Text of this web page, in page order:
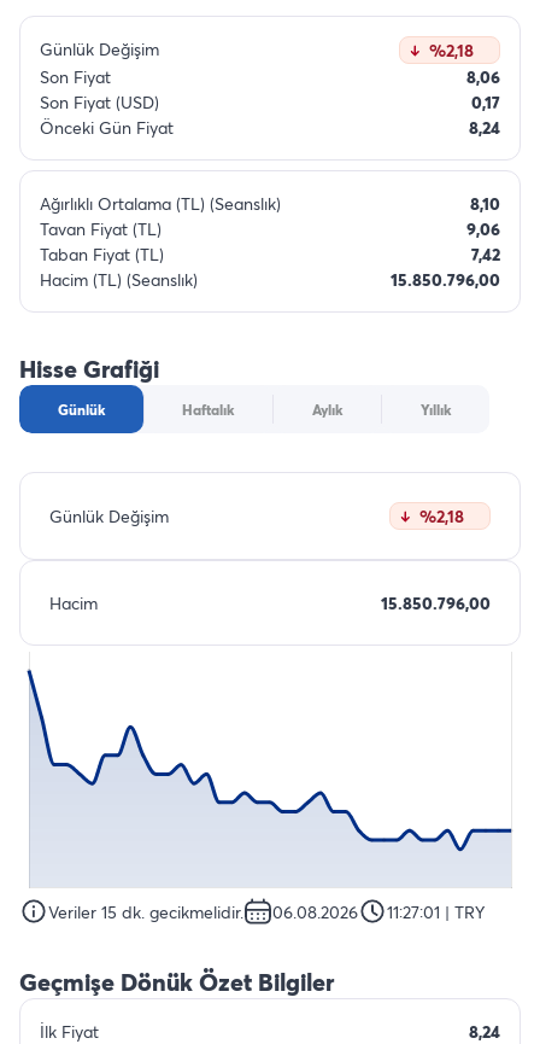
Günlük Değişim
%2,18
Son Fiyat
8,06
Son Fiyat (USD)
0,17
Önceki Gün Fiyat
8,24
Ağırlıklı Ortalama (TL) (Seanslık)
8,10
Tavan Fiyat (TL)
9,06
Taban Fiyat (TL)
7,42
Hacim (TL) (Seanslık)
15.850.796,00
Hisse Grafiği
Günlük Haftalık Aylık Yıllık
Günlük Değişim %2,18
Hacim 15.850.796,00
Veriler 15 dk. gecikmelidir. 06.08.2026 11:27:01 | TRY
Geçmişe Dönük Özet Bilgiler
İlk Fiyat
8,24